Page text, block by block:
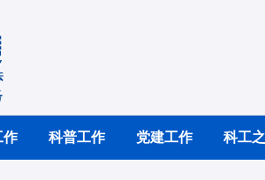
作 科普工作 党建工作 科工